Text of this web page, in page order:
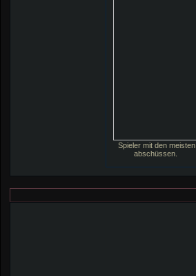
Spieler mit den meisten
abschüssen.